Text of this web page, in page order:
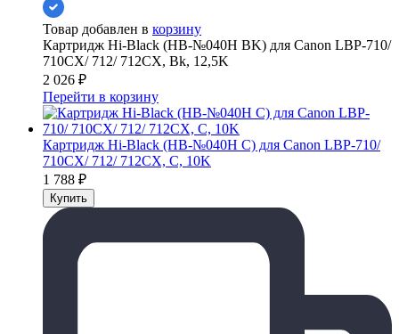
Товар добавлен в корзину
Картридж Hi-Black (HB-№040H BK) для Canon LBP-710/
710CX/ 712/ 712CX, Bk, 12,5K
2 026 ₽
Перейти в корзину
Картридж Hi-Black (HB-№040H C) для Canon LBP-710/
710CX/ 712/ 712CX, C, 10K
1 788 ₽